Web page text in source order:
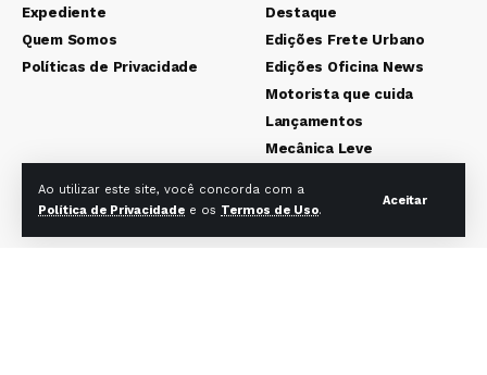
Ao utilizar este site, você concorda com a
Política de Privacidade e os Termos de Uso.
Aceitar
Expediente
Quem Somos
Políticas de Privacidade
Destaque
Edições Frete Urbano
Edições Oficina News
Motorista que cuida
Lançamentos
Mecânica Leve
Colunistas